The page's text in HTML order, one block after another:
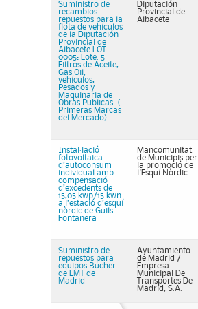
Suministro de
recambios-
repuestos para la
flota de vehículos
de la Diputación
Provincial de
Albacete LOT-
0005: Lote. 5
Filtros de Aceite,
Gas Oil,
vehículos,
Pesados y
Maquinaria de
Obras Publicas. (
Primeras Marcas
del Mercado)
Diputación
Provincial de
Albacete
Instal·lació
fotovoltaica
d’autoconsum
individual amb
compensació
d’excedents de
15,05 kwp/15 kwn
a l’estació d’esquí
nòrdic de Guils
Fontanera
Mancomunitat
de Municipis per
la promoció de
l'Esquí Nòrdic
Suministro de
repuestos para
equipos Bucher
de EMT de
Madrid
Ayuntamiento
de Madrid /
Empresa
Municipal De
Transportes De
Madrid, S.A.